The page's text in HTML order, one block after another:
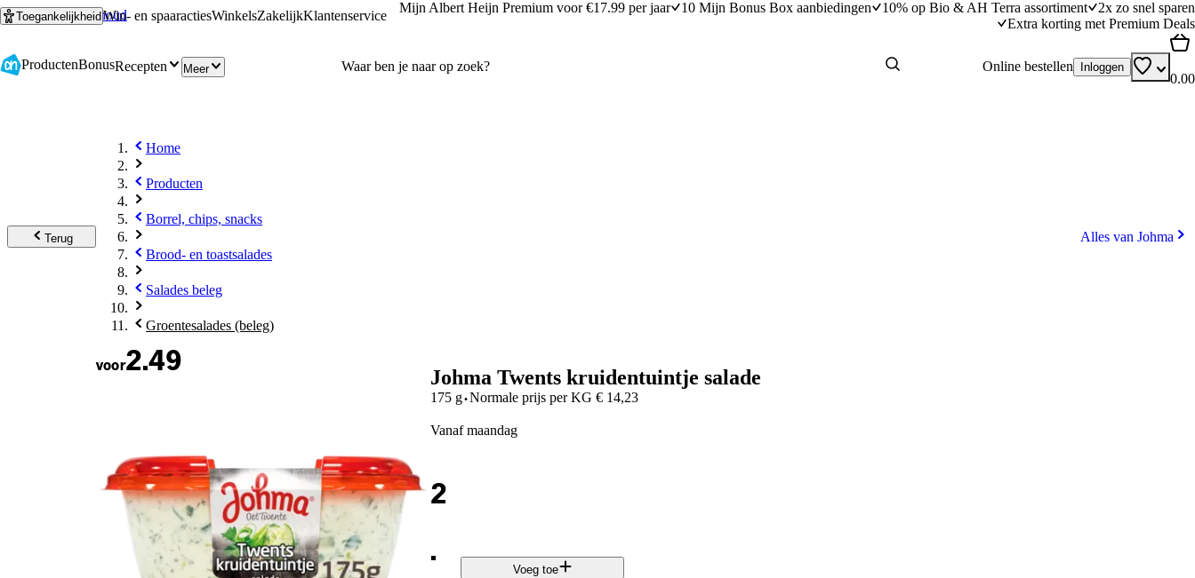
Ga naar hoofdinhoud
Ga naar zoeken
ToegankelijkheidWin- en spaaractiesWinkelsZakelijkKlantenservice
Mijn Albert Heijn Premium voor €17.99 per jaar 10 Mijn Bonus Box aanbiedingen 10% op Bio & AH Terra assortiment
2x zo snel sparen
Extra korting met Premium Deals
ProductenBonusRecepten Meer Online bestellen Inloggen
0.00
Terug
Home
Producten
Borrel, chips, snacks
Brood- en toastsalades
Salades beleg
Groentesalades (beleg)
Alles van Johma
voor2.49
Johma Twents kruidentuintje salade
175 g·Normale prijs per KG € 14,23
vanaf maandag
2
.
Voeg toe